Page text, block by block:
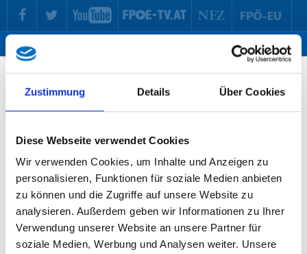
Zustimmung Details Über Cookies
Diese Webseite verwendet Cookies
Wir verwenden Cookies, um Inhalte und Anzeigen zu
personalisieren, Funktionen für soziale Medien anbieten
zu können und die Zugriffe auf unsere Website zu
analysieren. Außerdem geben wir Informationen zu Ihrer
Verwendung unserer Website an unsere Partner für
soziale Medien, Werbung und Analysen weiter. Unsere
zur Hauptnavigation springen
zum Inhalt springen